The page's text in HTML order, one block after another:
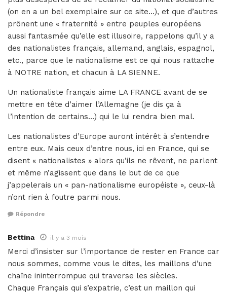
(on en a un bel exemplaire sur ce site…), et que d’autres
prônent une « fraternité » entre peuples européens
aussi fantasmée qu’elle est illusoire, rappelons qu’il y a
des nationalistes français, allemand, anglais, espagnol,
etc., parce que le nationalisme est ce qui nous rattache
à NOTRE nation, et chacun à LA SIENNE.
Un nationaliste français aime LA FRANCE avant de se
mettre en tête d’aimer l’Allemagne (je dis ça à
l’intention de certains…) qui le lui rendra bien mal.
Les nationalistes d’Europe auront intérêt à s’entendre
entre eux. Mais ceux d’entre nous, ici en France, qui se
disent « nationalistes » alors qu’ils ne rêvent, ne parlent
et même n’agissent que dans le but de ce que
j’appelerais un « pan-nationalisme européiste », ceux-là
n’ont rien à foutre parmi nous.
Répondre
Bettina il y a 3 mois
Merci d’insister sur l’importance de rester en France car
nous sommes, comme vous le dites, les maillons d’une
chaîne ininterrompue qui traverse les siècles.
Chaque Français qui s’expatrie, c’est un maillon qui